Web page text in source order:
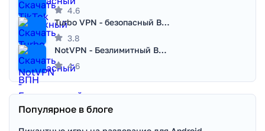
4.6
Turbo VPN - безопасный ВПН
3.8
NotVPN - Безлимитный ВПН | VPN
4.6
Популярное в блоге